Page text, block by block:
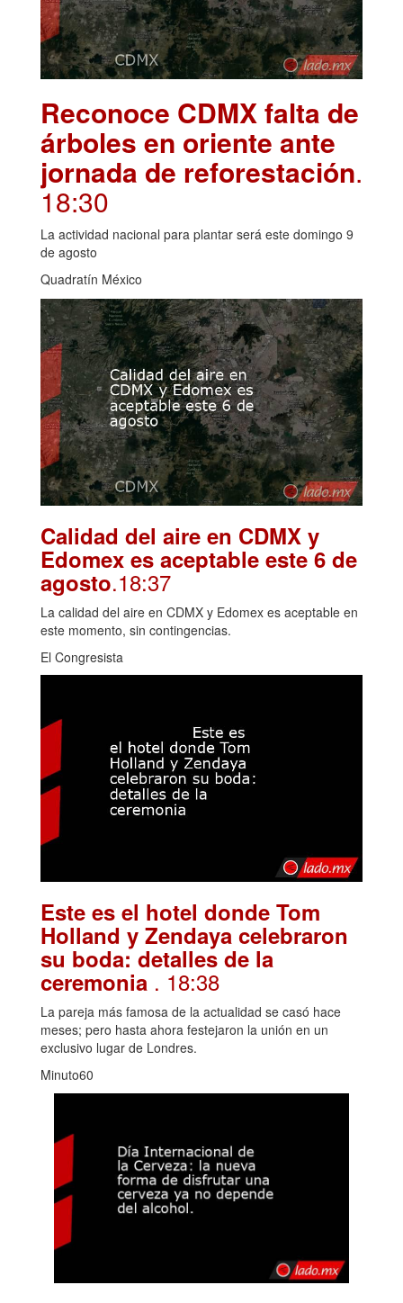
Reconoce CDMX falta de
árboles en oriente ante
jornada de reforestación.
18:30
La actividad nacional para plantar será este domingo 9
de agosto
Quadratín México
Calidad del aire en CDMX y
Edomex es aceptable este 6 de
agosto.18:37
La calidad del aire en CDMX y Edomex es aceptable en
este momento, sin contingencias.
El Congresista
Este es el hotel donde Tom
Holland y Zendaya celebraron
su boda: detalles de la
ceremonia . 18:38
La pareja más famosa de la actualidad se casó hace
meses; pero hasta ahora festejaron la unión en un
exclusivo lugar de Londres.
Minuto60